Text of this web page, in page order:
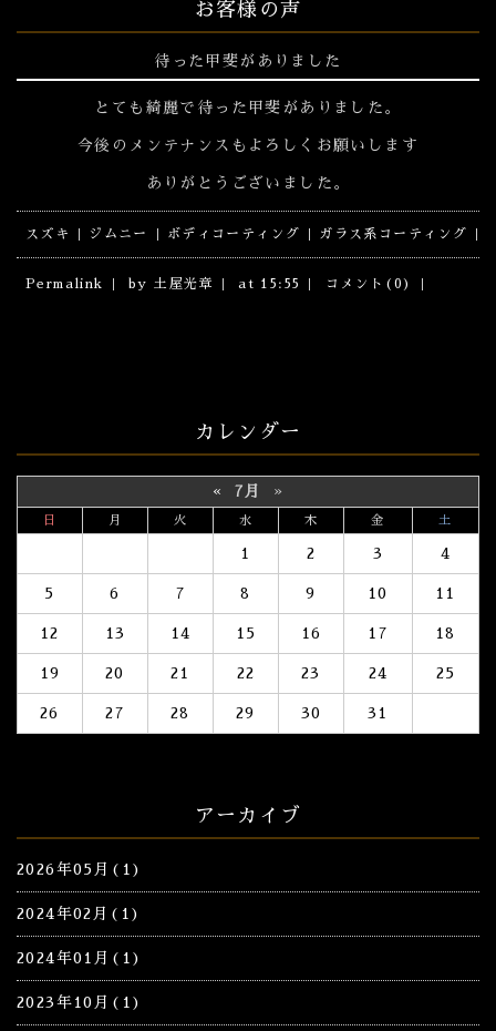
お客様の声
待った甲斐がありました
とても綺麗で待った甲斐がありました。
今後のメンテナンスもよろしくお願いします
ありがとうございました。
スズキ ジムニー ボディコーティング ガラス系コーティング
Permalink by 土屋光章 at 15:55 コメント(0)
カレンダー
« 7月 »
日 月 火 水 木 金 土
1 2 3 4
5 6 7 8 9 10 11
12 13 14 15 16 17 18
19 20 21 22 23 24 25
26 27 28 29 30 31
アーカイブ
2026年05月(1)
2024年02月(1)
2024年01月(1)
2023年10月(1)